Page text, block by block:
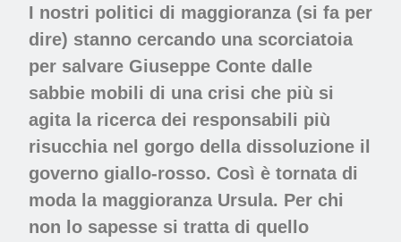
I nostri politici di maggioranza (si fa per
dire) stanno cercando una scorciatoia
per salvare Giuseppe Conte dalle
sabbie mobili di una crisi che più si
agita la ricerca dei responsabili più
risucchia nel gorgo della dissoluzione il
governo giallo-rosso. Così è tornata di
moda la maggioranza Ursula. Per chi
non lo sapesse si tratta di quello